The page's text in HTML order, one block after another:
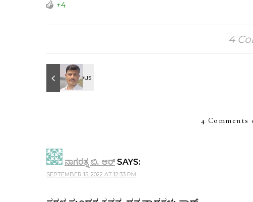
+4
4
4 Comments
ನಾಗರತ್ನ ಬಿ. ಆರ್ SAYS:
SEPTEMBER 15, 2022 AT 12:33 PM